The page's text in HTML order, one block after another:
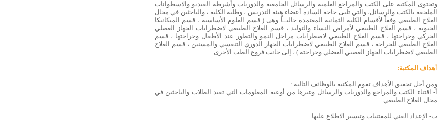
وتحتوى المكتبة على الكتب والمراجع العلمية والرسائل الجامعية والدوريات وأشرطة الفيديو والاسطوانات
الملحقة بالكتب والرسائل، والتي تلبى حاجة السادة أعضاء هيئة التدريس ، وطلبة الكلية ، والباحثين في مجال
العلاج الطبيعي وفقاً لأقسام الكلية الثمانية المعتمدة حاليــاً وهى ( قسم العلوم الأساسية ، قسم الميكانيكا
الحيوية ، قسم العلاج الطبيعي لأمراض النساء والتوليد ، قسم العلاج الطبيعي لاضطرابات الجهاز العضلي
الحركي وجراحتها ، قسم العلاج الطبيعي لاضطرابات مراحل النمو والتطور عند الأطفال وجراحتها ، قسم
العلاج الطبيعي للجراحة ، قسم العلاج الطبيعي لاضطرابات الجهاز الدوري التنفسي والمسنين ، قسم العلاج
الطبيعي لاضطرابات الجهاز العصبي العضلي وجراحته ) ، إلى جانب فروع الطب الأخرى .
أهداف المكتبة:
ومن أجل تحقيق الأهداف تقوم المكتبة بالوظائف التالية :
أ‌- اقتناء الكتب والمراجع والدوريات والرسائل وغيرها من أوعية المعلومات التي تفيد الطلاب والباحثين في
مجال العلاج الطبيعي.
ب- الإعداد الفني للمقتنيات وتيسير الاطلاع عليها .